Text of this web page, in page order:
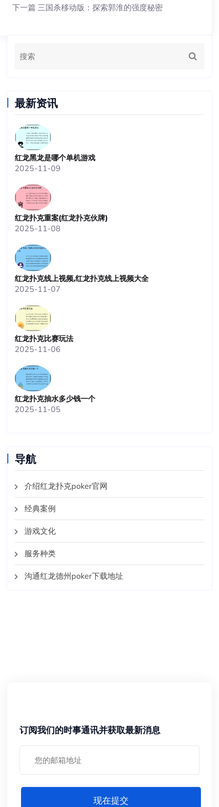
下一篇 三国杀移动版：探索郭淮的强度秘密
最新资讯
红龙黑龙是哪个单机游戏
2025-11-09
红龙扑克重案(红龙扑克伙牌)
2025-11-08
红龙扑克线上视频,红龙扑克线上视频大全
2025-11-07
红龙扑克比赛玩法
2025-11-06
红龙扑克抽水多少钱一个
2025-11-05
导航
介绍红龙扑克poker官网
经典案例
游戏文化
服务种类
沟通红龙德州poker下载地址
订阅我们的时事通讯并获取最新消息
现在提交